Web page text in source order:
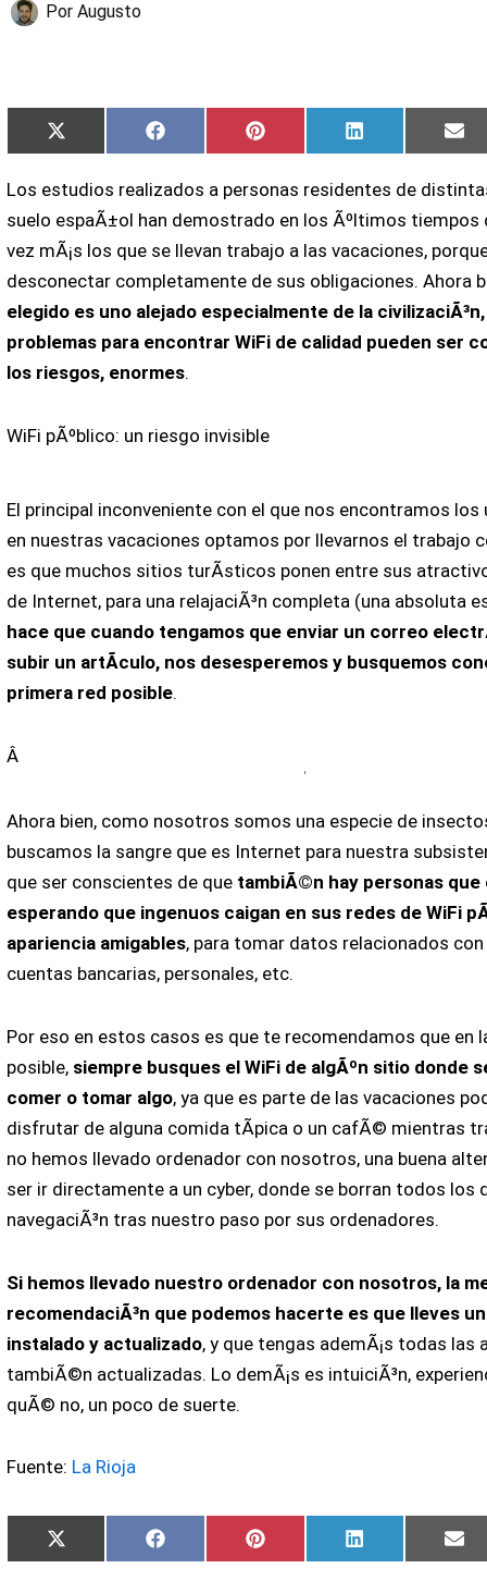
Por Augusto
Compartir
en
X
(Twitter)
Compartir
en
Facebook
Compartir
en
Pinterest
Compartir
en
LinkedIn
en
Los estudios realizados a personas residentes de
suelo espaÃ±ol han demostrado en los Ãºltimos tiempos
vez mÃ¡s los que se llevan trabajo a las vacaciones,
desconectar completamente de sus obligaciones. Ahora
elegido es uno alejado especialmente de la
problemas para encontrar WiFi de calidad pueden ser
los riesgos, enormes.
WiFi pÃºblico: un riesgo invisible
El principal inconveniente con el que nos encontramos los
en nuestras vacaciones optamos por llevarnos el trabajo
es que muchos sitios turÃ­sticos ponen entre sus
de Internet, para una relajaciÃ³n completa (una absoluta
hace que cuando tengamos que enviar un correo
subir un artÃ­culo, nos desesperemos y busquemos
primera red posible.
Â
Ahora bien, como nosotros somos una especie de
buscamos la sangre que es Internet para nuestra
que ser conscientes de que tambiÃ©n hay personas que
esperando que ingenuos caigan en sus redes de WiFi
apariencia amigables, para tomar datos relacionados
cuentas bancarias, personales, etc.
Por eso en estos casos es que te recomendamos que en
posible, siempre busques el WiFi de algÃºn sitio donde
comer o tomar algo, ya que es parte de las vacaciones
disfrutar de alguna comida tÃ­pica o un cafÃ© mientras
no hemos llevado ordenador con nosotros, una buena
ser ir directamente a un cyber, donde se borran todos los
navegaciÃ³n tras nuestro paso por sus ordenadores.
Si hemos llevado nuestro ordenador con nosotros, la
recomendaciÃ³n que podemos hacerte es que lleves
instalado y actualizado, y que tengas ademÃ¡s todas las
tambiÃ©n actualizadas. Lo demÃ¡s es intuiciÃ³n,
quÃ© no, un poco de suerte.
Fuente: La Rioja
Compartir
en
X
(Twitter)
Compartir
en
Facebook
Compartir
en
Pinterest
Compartir
en
LinkedIn
en